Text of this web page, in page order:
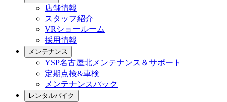
店舗情報
スタッフ紹介
VRショールーム
採用情報
メンテナンス
YSP名古屋北メンテナンス＆サポート
定期点検&車検
メンテナンスパック
レンタルバイク